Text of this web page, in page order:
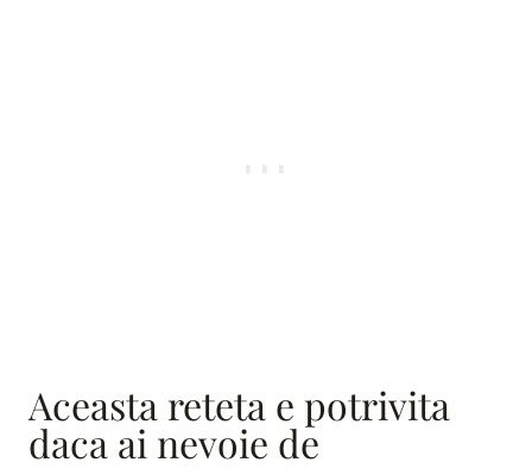
Aceasta reteta e potrivita
daca ai nevoie de